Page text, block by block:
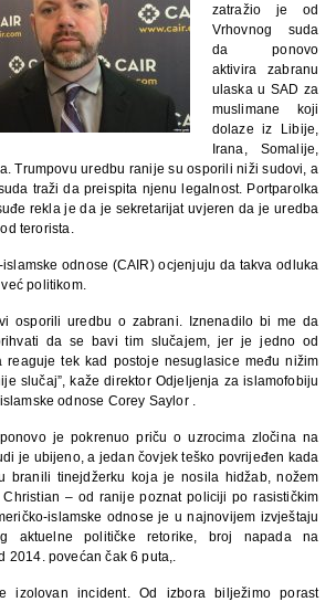
zatražio je od
Vrhovnog suda
da ponovo
aktivira zabranu
ulaska u SAD za
muslimane koji
dolaze iz Libije,
Irana, Somalije,
Trumpovu uredbu ranije su osporili niži sudovi, a
traži da preispita njenu legalnost. Portparolka
rekla je da je sekretarijat uvjeren da je uredba
terorista.
odnose (CAIR) ocjenjuju da takva odluka
politikom.
osporili uredbu o zabrani. Iznenadilo bi me da
da se bavi tim slučajem, jer je jedno od
reaguje tek kad postoje nesuglasice među nižim
slučaj”, kaže direktor Odjeljenja za islamofobiju
odnose Corey Saylor .
je pokrenuo priču o uzrocima zločina na
je ubijeno, a jedan čovjek teško povrijeđen kada
branili tinejdžerku koja je nosila hidžab, nožem
– od ranije poznat policiji po rasističkim
islamske odnose je u najnovijem izvještaju
aktuelne političke retorike, broj napada na
2014. povećan čak 6 puta,.
izolovan incident. Od izbora bilježimo porast